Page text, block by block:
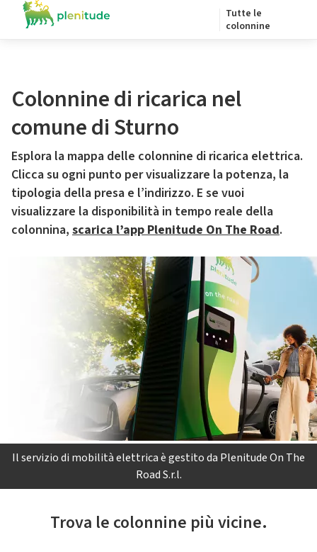
Tutte le
colonnine
Colonnine di ricarica nel
comune di Sturno
Esplora la mappa delle colonnine di ricarica elettrica.
Clicca su ogni punto per visualizzare la potenza, la
tipologia della presa e l’indirizzo. E se vuoi
visualizzare la disponibilità in tempo reale della
colonnina, scarica l’app Plenitude On The Road.
Il servizio di mobilità elettrica è gestito da Plenitude On The
Road S.r.l.
Trova le colonnine più vicine.